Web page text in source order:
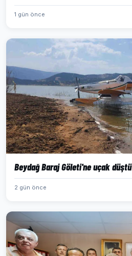
1 gün önce
Beydağ Baraj Göleti'ne uçak düştü
2 gün önce